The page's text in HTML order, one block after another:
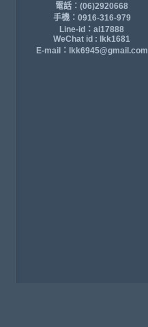
電話：(06)2920668
手機：0916-316-979
Line-id：ai17888
WeChat id : lkk1681
E-mail：lkk6945@gmail.com